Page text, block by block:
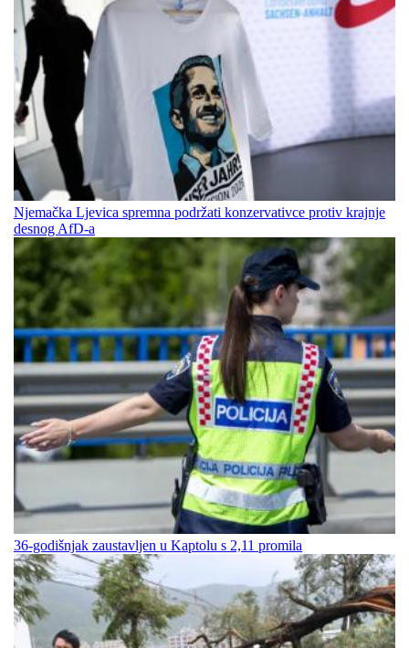
Njemačka Ljevica spremna podržati konzervativce protiv krajnje
desnog AfD-a
36-godišnjak zaustavljen u Kaptolu s 2,11 promila